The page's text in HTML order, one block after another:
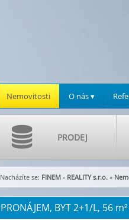
Nemovitosti O nás ▾
PRODEJ
Nacházíte se: FINEM - REALITY s.r.o. »
PRONÁJEM, BYT 2+1/L, 56 m²